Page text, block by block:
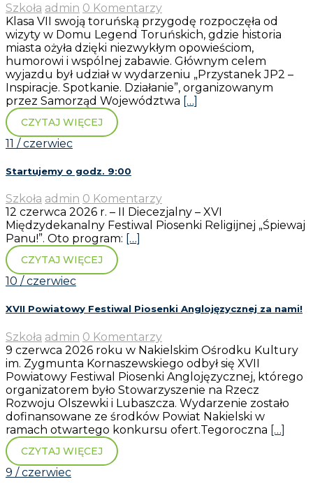
Szkoła admin 0 Komentarzy
Klasa VII swoją toruńską przygodę rozpoczęła od
wizyty w Domu Legend Toruńskich, gdzie historia
miasta ożyła dzięki niezwykłym opowieściom,
humorowi i wspólnej zabawie. Głównym celem
wyjazdu był udział w wydarzeniu „Przystanek JP2 –
Inspiracje. Spotkanie. Działanie”, organizowanym
przez Samorząd Województwa […]
CZYTAJ WIĘCEJ
11 / czerwiec
Startujemy o godz. 9:00
Szkoła admin 0 Komentarzy
12 czerwca 2026 r. – II Diecezjalny – XVI
Międzydekanalny Festiwal Piosenki Religijnej „Śpiewaj
Panu!”. Oto program: […]
CZYTAJ WIĘCEJ
10 / czerwiec
XVII Powiatowy Festiwal Piosenki Anglojęzycznej za nami!
Szkoła admin 0 Komentarzy
9 czerwca 2026 roku w Nakielskim Ośrodku Kultury
im. Zygmunta Kornaszewskiego odbył się XVII
Powiatowy Festiwal Piosenki Anglojęzycznej, którego
organizatorem było Stowarzyszenie na Rzecz
Rozwoju Olszewki i Lubaszcza. Wydarzenie zostało
dofinansowane ze środków Powiat Nakielski w
ramach otwartego konkursu ofert.Tegoroczna […]
CZYTAJ WIĘCEJ
9 / czerwiec